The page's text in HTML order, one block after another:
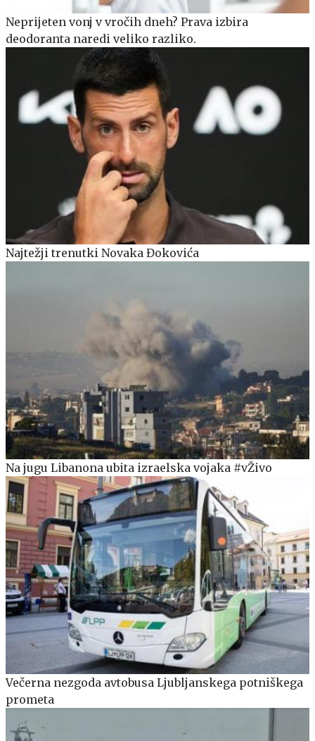
Neprijeten vonj v vročih dneh? Prava izbira
deodoranta naredi veliko razliko.
Najtežji trenutki Novaka Đokovića
Na jugu Libanona ubita izraelska vojaka #vŽivo
Večerna nezgoda avtobusa Ljubljanskega potniškega
prometa